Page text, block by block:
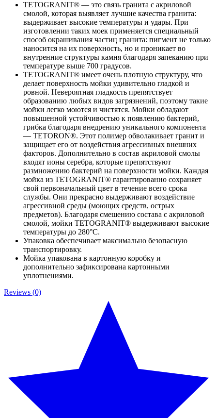
TETOGRANIT® — это связь гранита с акриловой
смолой, которая выявляет лучшие качества гранита:
выдерживает высокие температуры и удары. При
изготовлении таких моек применяется специальный
способ окрашивания частиц гранита: пигмент не только
наносится на их поверхность, но и проникает во
внутренние структуры камня благодаря запеканию при
температуре выше 700 градусов.
TETOGRANIT® имеет очень плотную структуру, что
делает поверхность мойки удивительно гладкой и
ровной. Невероятная гладкость препятствует
образованию любых видов загрязнений, поэтому такие
мойки легко моются и чистятся. Мойки обладают
повышенной устойчивостью к появлению бактерий,
грибка благодаря внедрению уникального компонента
— TETORON®. Этот полимер обволакивает гранит и
защищает его от воздействия агрессивных внешних
факторов. Дополнительно в состав акриловой смолы
входят ионы серебра, которые препятствуют
размножению бактерий на поверхности мойки. Каждая
мойка из TETOGRANIT® гарантированно сохраняет
свой первоначальный цвет в течение всего срока
службы. Они прекрасно выдерживают воздействие
агрессивной среды (моющих средств, острых
предметов). Благодаря смешению состава с акриловой
смолой, мойки TETOGRANIT® выдерживают высокие
температуры до 280°С.
Упаковка обеспечивает максимально безопасную
транспортировку.
Мойка упакована в картонную коробку и
дополнительно зафиксирована картонными
уплотнениями.
Reviews (0)